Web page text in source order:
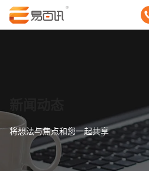
将想法与焦点和您一起共享